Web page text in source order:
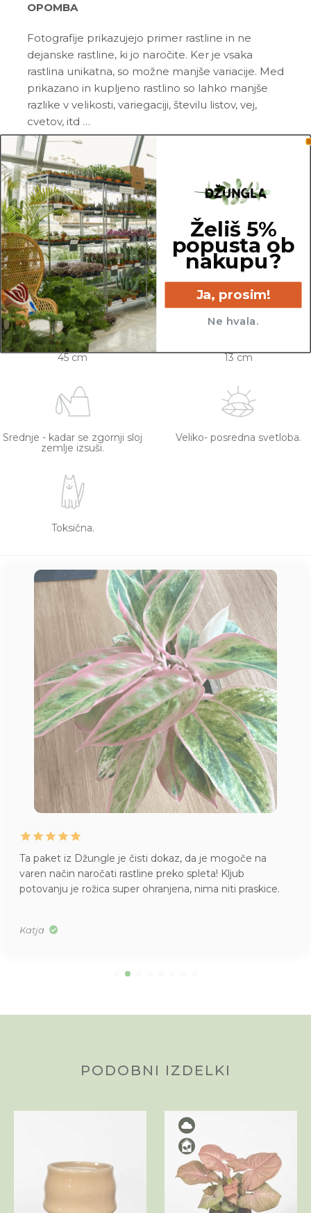
OPOMBA
Fotografije prikazujejo primer rastline in ne
dejanske rastline, ki jo naročite. Ker je vsaka
rastlina unikatna, so možne manjše variacije. Med
prikazano in kupljeno rastlino so lahko manjše
razlike v velikosti, variegaciji, številu listov, vej,
cvetov, itd …
Pred pošiljanjem vse rastline skrbno
pregledamo in zagotovimo, da gredo na pot
zdrave in čim bolj podobne izdelku na fotografiji.
Vse rastline so primarno v plastičnih sadilnih
lončkih. Višino sadilnega lonca je možno razbrati
iz slike z metrom. Okrasni lonec ni vključen v
ceno.
45 cm 13 cm
Srednje - kadar se zgornji sloj
zemlje izsuši.
Veliko- posredna svetloba.
Toksična.
Ta paket iz Džungle je čisti dokaz, da je mogoče na
varen način naročati rastline preko spleta! Kljub
potovanju je rožica super ohranjena, nima niti praskice.
Katja
PODOBNI IZDELKI
Želiš 5%
popusta ob
nakupu?
Ja, prosim!
Ne hvala.